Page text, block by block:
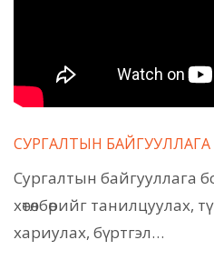
СУРГАЛТЫН БАЙГУУЛЛАГА
Сургалтын байгууллага
хөтөлбөрийг танилцуулах,
хариулах, бүртгэл…